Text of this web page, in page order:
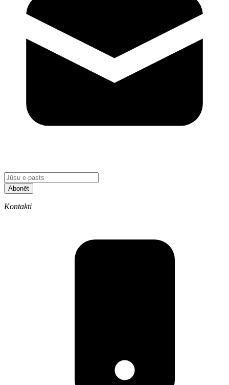
Abonēt
Kontakti